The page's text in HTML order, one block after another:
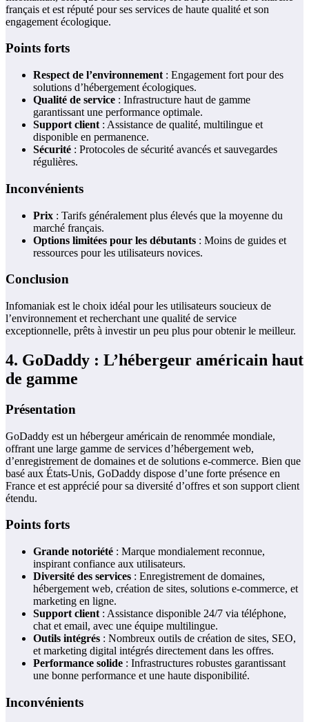
français et est réputé pour ses services de haute qualité et son
engagement écologique.
Points forts
Respect de l’environnement : Engagement fort pour des
solutions d’hébergement écologiques.
Qualité de service : Infrastructure haut de gamme
garantissant une performance optimale.
Support client : Assistance de qualité, multilingue et
disponible en permanence.
Sécurité : Protocoles de sécurité avancés et sauvegardes
régulières.
Inconvénients
Prix : Tarifs généralement plus élevés que la moyenne du
marché français.
Options limitées pour les débutants : Moins de guides et
ressources pour les utilisateurs novices.
Conclusion
Infomaniak est le choix idéal pour les utilisateurs soucieux de
l’environnement et recherchant une qualité de service
exceptionnelle, prêts à investir un peu plus pour obtenir le meilleur.
4. GoDaddy : L’hébergeur américain haut
de gamme
Présentation
GoDaddy est un hébergeur américain de renommée mondiale,
offrant une large gamme de services d’hébergement web,
d’enregistrement de domaines et de solutions e-commerce. Bien que
basé aux États-Unis, GoDaddy dispose d’une forte présence en
France et est apprécié pour sa diversité d’offres et son support client
étendu.
Points forts
Grande notoriété : Marque mondialement reconnue,
inspirant confiance aux utilisateurs.
Diversité des services : Enregistrement de domaines,
hébergement web, création de sites, solutions e-commerce, et
marketing en ligne.
Support client : Assistance disponible 24/7 via téléphone,
chat et email, avec une équipe multilingue.
Outils intégrés : Nombreux outils de création de sites, SEO,
et marketing digital intégrés directement dans les offres.
Performance solide : Infrastructures robustes garantissant
une bonne performance et une haute disponibilité.
Inconvénients